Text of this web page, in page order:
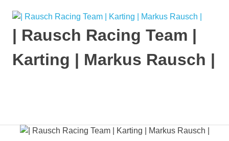
Inhalt
springen
| Rausch Racing Team |
Karting | Markus Rausch |